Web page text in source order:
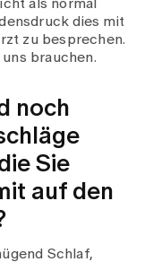
als normal
dies mit
zu besprechen.
brauchen.
noch
Sie
auf den
Schlaf,